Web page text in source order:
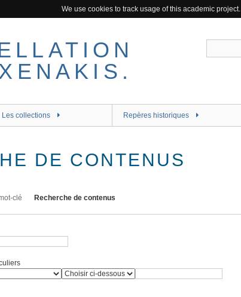
We use cookies to track usage of this academic project.
Les collections Repères historiques
DE CONTENUS
clé Recherche de contenus